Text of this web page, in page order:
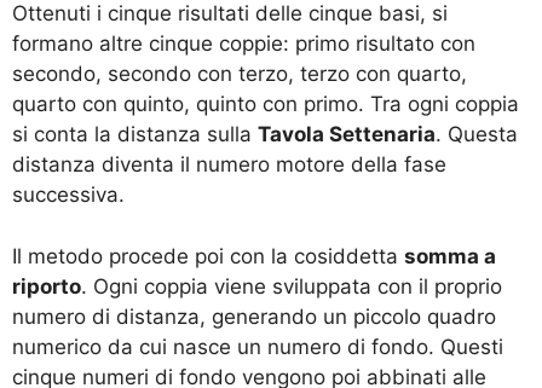
Ottenuti i cinque risultati delle cinque basi, si
formano altre cinque coppie: primo risultato con
secondo, secondo con terzo, terzo con quarto,
quarto con quinto, quinto con primo. Tra ogni coppia
si conta la distanza sulla Tavola Settenaria. Questa
distanza diventa il numero motore della fase
successiva.
Il metodo procede poi con la cosiddetta somma a
riporto. Ogni coppia viene sviluppata con il proprio
numero di distanza, generando un piccolo quadro
numerico da cui nasce un numero di fondo. Questi
cinque numeri di fondo vengono poi abbinati alle